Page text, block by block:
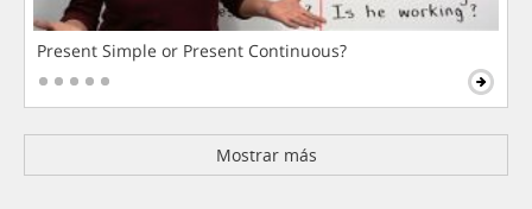
Present Simple or Present Continuous?
Mostrar más